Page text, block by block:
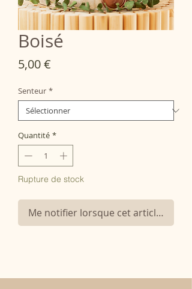
Boisé
5,00 €
Senteur *
Quantité *
Rupture de stock
Me notifier lorsque cet article est